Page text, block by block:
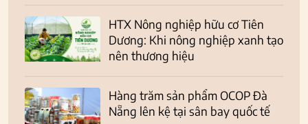
HTX Nông nghiệp hữu cơ Tiên
Dương: Khi nông nghiệp xanh tạo
nên thương hiệu
Hàng trăm sản phẩm OCOP Đà
Nẵng lên kệ tại sân bay quốc tế